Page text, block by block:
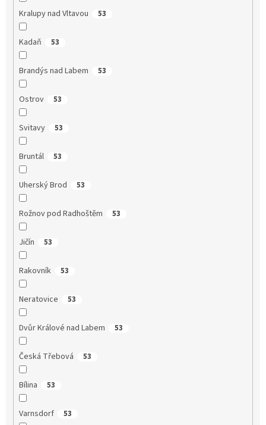
Kralupy nad Vltavou 53
Kadaň 53
Brandýs nad Labem 53
Ostrov 53
Svitavy 53
Bruntál 53
Uherský Brod 53
Rožnov pod Radhoštěm 53
Jičín 53
Rakovník 53
Neratovice 53
Dvůr Králové nad Labem 53
Česká Třebová 53
Bílina 53
Varnsdorf 53